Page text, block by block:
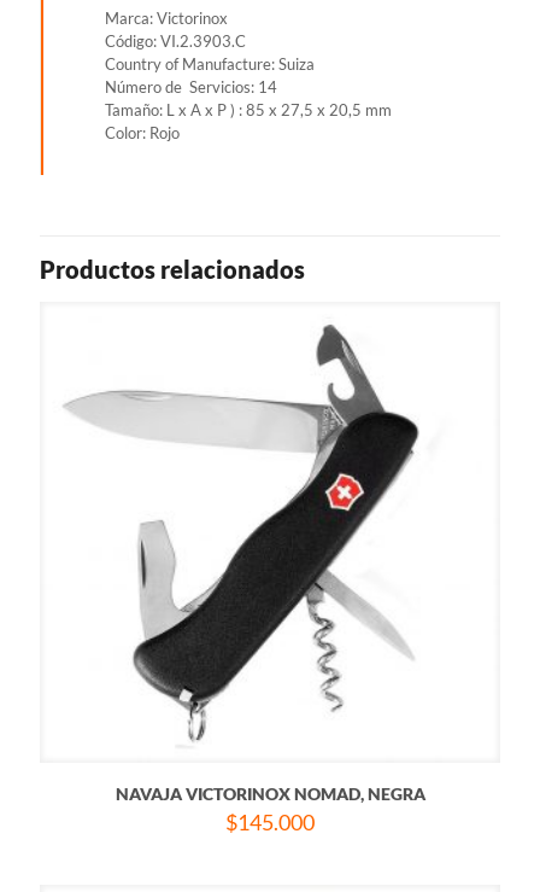
Marca: Victorinox
Código: VI.2.3903.C
Country of Manufacture: Suiza
Número de Servicios: 14
Tamaño: L x A x P ) : 85 x 27,5 x 20,5 mm
Color: Rojo
Productos relacionados
NAVAJA VICTORINOX NOMAD, NEGRA
$145.000